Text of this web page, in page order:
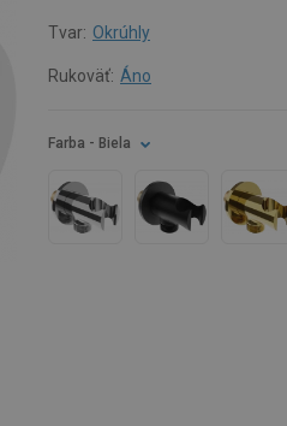
Tvar: Okrúhly
Rukoväť: Áno
Farba - Biela